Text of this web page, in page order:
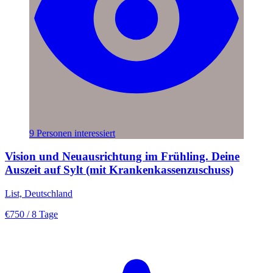
9 Personen interessiert
Vision und Neuausrichtung im Frühling. Deine
Auszeit auf Sylt (mit Krankenkassenzuschuss)
List, Deutschland
€750 / 8 Tage